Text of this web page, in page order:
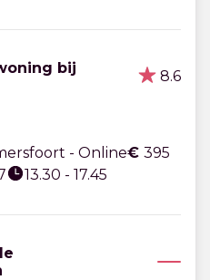
bij
8.6
- Online€ 395
13.30 - 17.45